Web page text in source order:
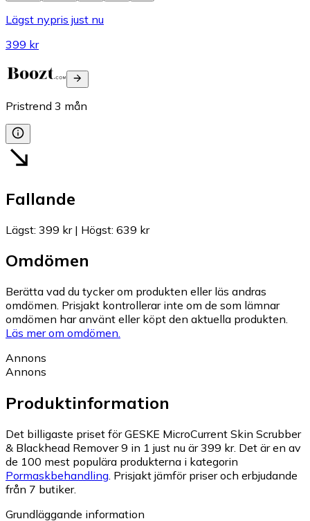
Lägst nypris just nu
399 kr
Pristrend 3 mån
Fallande
Lägst: 399 kr| Högst: 639 kr
Omdömen
Berätta vad du tycker om produkten eller läs andras
omdömen. Prisjakt kontrollerar inte om de som lämnar
omdömen har använt eller köpt den aktuella produkten.
Läs mer om omdömen.
Annons
Annons
Produktinformation
Det billigaste priset för GESKE MicroCurrent Skin Scrubber
& Blackhead Remover 9 in 1 just nu är 399 kr. Det är en av
de 100 mest populära produkterna i kategorin
Pormaskbehandling. Prisjakt jämför priser och erbjudande
från 7 butiker.
Grundläggande information